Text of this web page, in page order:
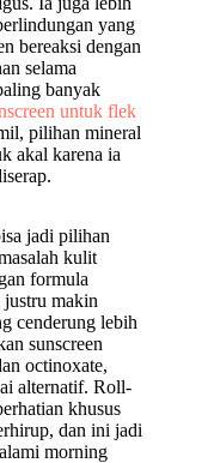
yang
bereaksi dengan
selama
banyak
untuk flek
pilihan mineral
akal karena ia
jadi pilihan
kulit
formula
makin
cenderung lebih
sunscreen
octinoxate,
alternatif. Roll-
khusus
dan ini jadi
morning